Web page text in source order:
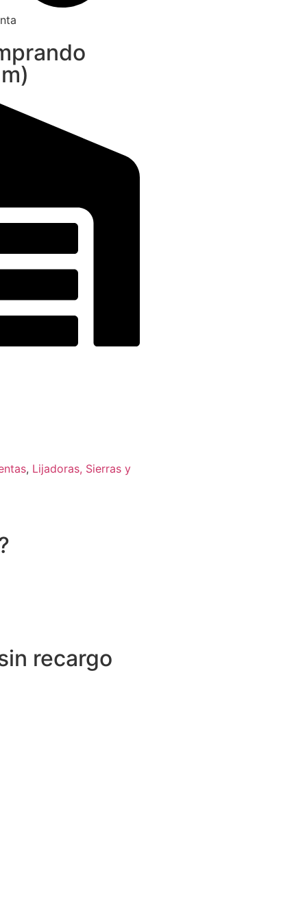
, Lijadoras, Sierras y
recargo